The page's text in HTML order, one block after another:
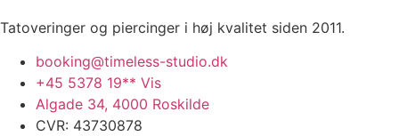
Tatoveringer og piercinger i høj kvalitet siden 2011.
booking@timeless-studio.dk
+45 5378 19** Vis
Algade 34, 4000 Roskilde
CVR: 43730878